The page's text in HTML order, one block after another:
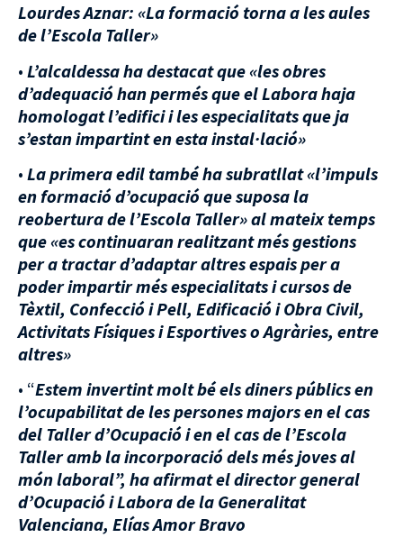
Lourdes Aznar: «La formació torna a les aules
de l’Escola Taller»
• L’alcaldessa ha destacat que «les obres
d’adequació han permés que el Labora haja
homologat l’edifici i les especialitats que ja
s’estan impartint en esta instal·lació»
• La primera edil també ha subratllat «l’impuls
en formació d’ocupació que suposa la
reobertura de l’Escola Taller» al mateix temps
que «es continuaran realitzant més gestions
per a tractar d’adaptar altres espais per a
poder impartir més especialitats i cursos de
Tèxtil, Confecció i Pell, Edificació i Obra Civil,
Activitats Físiques i Esportives o Agràries, entre
altres»
• “Estem invertint molt bé els diners públics en
l’ocupabilitat de les persones majors en el cas
del Taller d’Ocupació i en el cas de l’Escola
Taller amb la incorporació dels més joves al
món laboral”, ha afirmat el director general
d’Ocupació i Labora de la Generalitat
Valenciana, Elías Amor Bravo